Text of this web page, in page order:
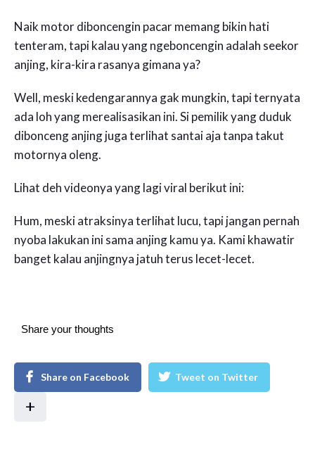
Naik motor diboncengin pacar memang bikin hati
tenteram, tapi kalau yang ngeboncengin adalah seekor
anjing, kira-kira rasanya gimana ya?
Well, meski kedengarannya gak mungkin, tapi ternyata
ada loh yang merealisasikan ini. Si pemilik yang duduk
dibonceng anjing juga terlihat santai aja tanpa takut
motornya oleng.
Lihat deh videonya yang lagi viral berikut ini:
Hum, meski atraksinya terlihat lucu, tapi jangan pernah
nyoba lakukan ini sama anjing kamu ya. Kami khawatir
banget kalau anjingnya jatuh terus lecet-lecet.
Share your thoughts
Share on Facebook Tweet on Twitter
+